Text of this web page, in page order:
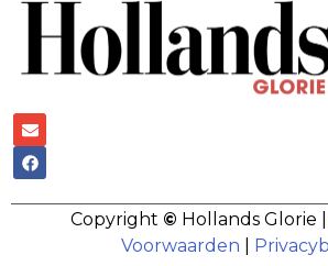
Copyright © Hollands Glorie |
Voorwaarden